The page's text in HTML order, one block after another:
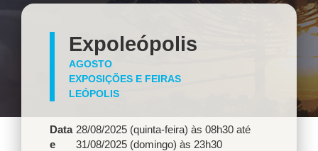
Expoleópolis
AGOSTO
EXPOSIÇÕES E FEIRAS
LEÓPOLIS
Data
e
28/08/2025 (quinta-feira) às 08h30 até
31/08/2025 (domingo) às 23h30